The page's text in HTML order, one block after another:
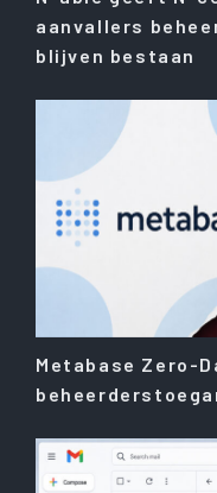
aanvallers
blijven bestaan
Metabase Zero-